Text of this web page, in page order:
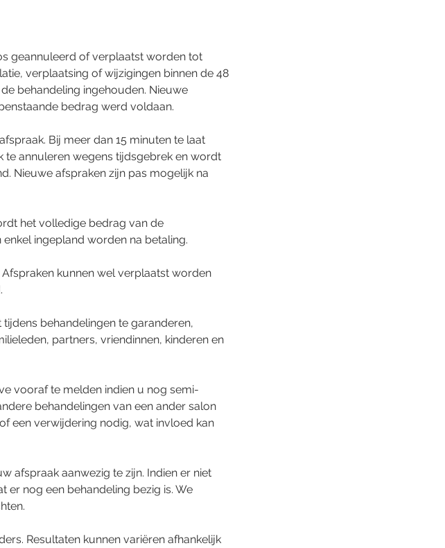
geannuleerd of verplaatst worden tot
verplaatsing of wijzigingen binnen de 48
behandeling ingehouden. Nieuwe
bedrag werd voldaan.
Bij meer dan 15 minuten te laat
annuleren wegens tijdsgebrek en wordt
Nieuwe afspraken zijn pas mogelijk na
het volledige bedrag van de
ingepland worden na betaling.
kunnen wel verplaatst worden
behandelingen te garanderen,
partners, vriendinnen, kinderen en
vooraf te melden indien u nog semi-
behandelingen van een ander salon
een verwijdering nodig, wat invloed kan
afspraak aanwezig te zijn. Indien er niet
er nog een behandeling bezig is. We
Resultaten kunnen variëren afhankelijk